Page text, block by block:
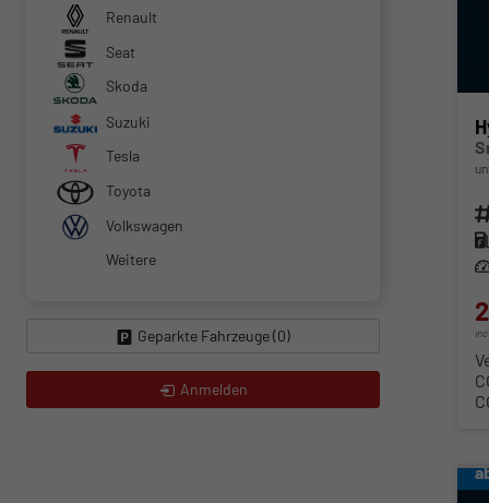
Renault
Seat
Skoda
Suzuki
Tesla
Toyota
Volkswagen
Weitere
Geparkte Fahrzeuge (0)
Anmelden